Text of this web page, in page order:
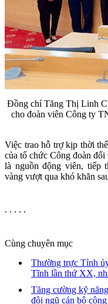
Đồng chí Tăng Thị Linh
cho đoàn viên Công ty
Việc trao hỗ trợ kịp thời
của tổ chức Công đoàn
là nguồn động viên, tiếp
vàng vượt qua khó khăn
. . . . .
Cùng chuyên mục
Thường trực Tỉnh
Tĩnh lần thứ XX,
Tăng cường kỹ
đội ngũ cán bộ